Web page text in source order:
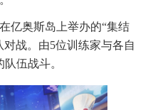
亿奥斯岛上举办的“集结
战。由5位训练家与各自
伍战斗。